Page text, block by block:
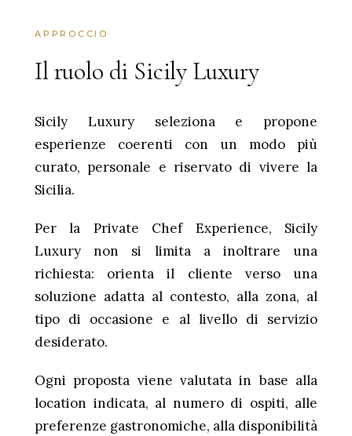
APPROCCIO
Il ruolo di Sicily Luxury
Sicily Luxury seleziona e propone
esperienze coerenti con un modo più
curato, personale e riservato di vivere la
Sicilia.
Per la Private Chef Experience, Sicily
Luxury non si limita a inoltrare una
richiesta: orienta il cliente verso una
soluzione adatta al contesto, alla zona, al
tipo di occasione e al livello di servizio
desiderato.
Ogni proposta viene valutata in base alla
location indicata, al numero di ospiti, alle
preferenze gastronomiche, alla disponibilità